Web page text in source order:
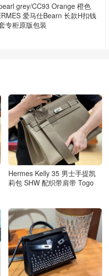
grey/CC93 Orange 橙色
爱马仕Bearn 长款H扣钱
专柜原版包装
Hermes Kelly 35 男士手提凯
莉包 SHW 配织带肩带 Togo